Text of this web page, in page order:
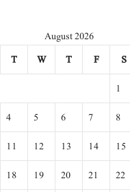
August 2026
T W T F S
1
4 5 6 7 8
11 12 13 14 15
18 19 20 21 22